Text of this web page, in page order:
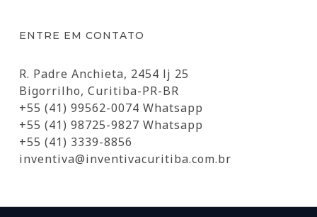
ENTRE EM CONTATO
R. Padre Anchieta, 2454 lj 25
Bigorrilho, Curitiba-PR-BR
+55 (41) 99562-0074 Whatsapp
+55 (41) 98725-9827 Whatsapp
+55 (41) 3339-8856
inventiva@inventivacuritiba.com.br